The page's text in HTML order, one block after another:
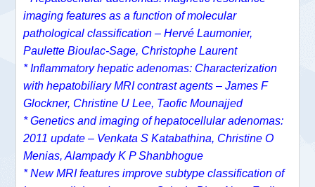
imaging features as a function of molecular
pathological classification – Hervé Laumonier,
Paulette Bioulac-Sage, Christophe Laurent
* Inflammatory hepatic adenomas: Characterization
with hepatobiliary MRI contrast agents – James F
Glockner, Christine U Lee, Taofic Mounajjed
* Genetics and imaging of hepatocellular adenomas:
2011 update – Venkata S Katabathina, Christine O
Menias, Alampady K P Shanbhogue
* New MRI features improve subtype classification of